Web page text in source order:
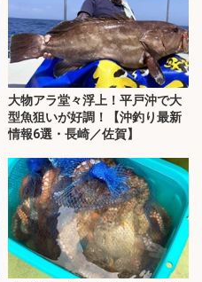
大物アラ堂々浮上！平戸沖で大
型魚狙いが好調！【沖釣り最新
情報6選・長崎／佐賀】